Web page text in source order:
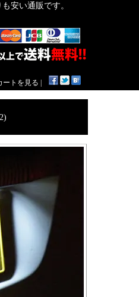
安い通販です。
ートを見る